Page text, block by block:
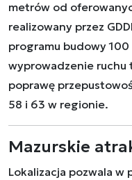
metrów od
realizowany przez
programu budowy
wyprowadzenie ruchu
poprawę
58 i 63 w regionie.
Mazurskie
Lokalizacja pozwala w